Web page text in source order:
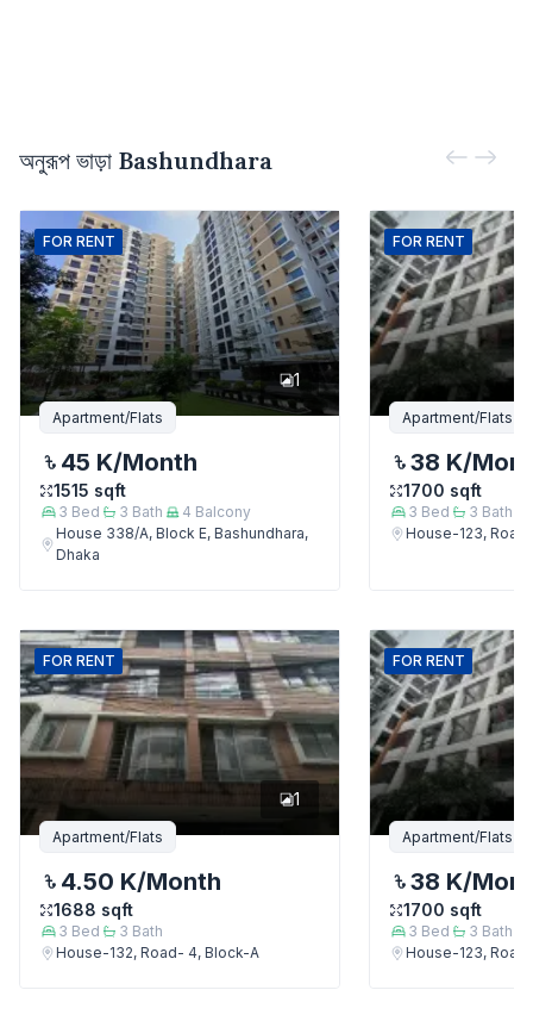
অনুরূপ ভাড়া Bashundhara
FOR RENT
1
Apartment/Flats
45 K/Month
1515 sqft
3 Bed 3 Bath 4 Balcony
House 338/A, Block E, Bashundhara,
Dhaka
FOR RENT
Apartment/Flats
38 K/
1700 sqft
3 Bed 3 Bath
House-123,
FOR RENT
1
Apartment/Flats
4.50 K/Month
1688 sqft
3 Bed 3 Bath
House-132, Road- 4, Block-A
FOR RENT
Apartment/Flats
38 K/
1700 sqft
3 Bed 3 Bath
House-123,